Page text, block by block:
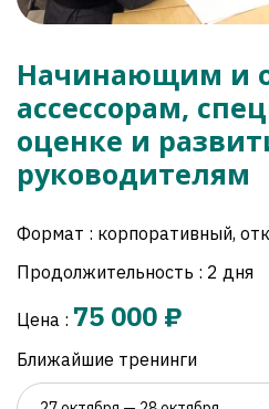
Начинающим и
ассессорам,
оценке и
руководителям
Формат : корпоративный,
Продолжительность : 2 дня
Цена : 75 000 ₽
Ближайшие тренинги